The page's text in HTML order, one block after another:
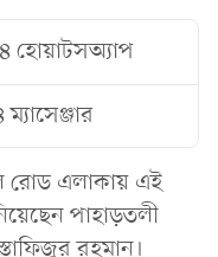
হোয়াটসঅ্যাপ
রোড এলাকায় এই
পাহাড়তলী
রহমান।